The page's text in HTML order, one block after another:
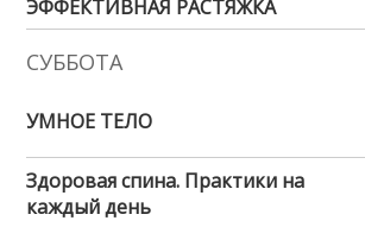
ЭФФЕКТИВНАЯ РАСТЯЖКА
СУББОТА
УМНОЕ ТЕЛО
Здоровая спина. Практики на
каждый день